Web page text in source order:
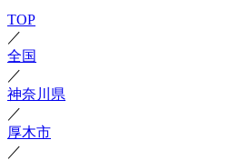
TOP
／
全国
／
神奈川県
／
厚木市
／